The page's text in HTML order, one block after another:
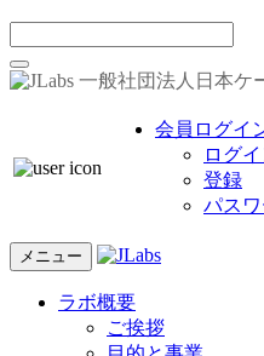
一般社団法人日本ケ
会員ログイ
ログ
登録
パス
メニュー
ラボ概要
ご挨拶